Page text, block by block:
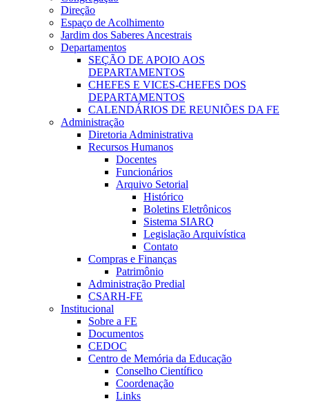
Direção
Espaço de Acolhimento
Jardim dos Saberes Ancestrais
Departamentos
SEÇÃO DE APOIO AOS
DEPARTAMENTOS
CHEFES E VICES-CHEFES DOS
DEPARTAMENTOS
CALENDÁRIOS DE REUNIÕES DA FE
Administração
Diretoria Administrativa
Recursos Humanos
Docentes
Funcionários
Arquivo Setorial
Histórico
Boletins Eletrônicos
Sistema SIARQ
Legislação Arquivística
Contato
Compras e Finanças
Patrimônio
Administração Predial
CSARH-FE
Institucional
Sobre a FE
Documentos
CEDOC
Centro de Memória da Educação
Conselho Científico
Coordenação
Links